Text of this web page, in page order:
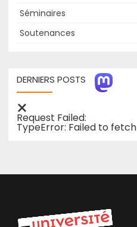
Séminaires
Soutenances
DERNIERS POSTS
Request Failed:
TypeError: Failed to fetch